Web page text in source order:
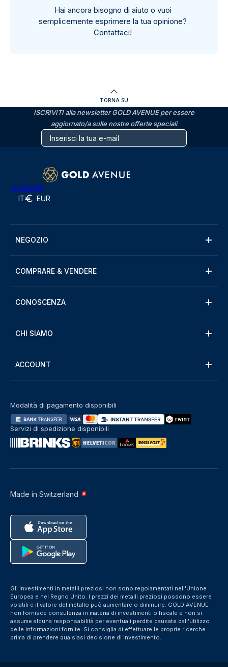
Hai ancora bisogno di aiuto o vuoi
semplicemente esprimere la tua opinione?
Contattaci!
TORNA SU
ISCRIVITI alla newsletter GOLD AVENUE per essere
aggiornato/a sulle nostre offerte speciali
Trustpilot
IT EUR
NEGOZIO
COMPRARE & VENDERE
CONOSCENZA
CHI SIAMO
ACCOUNT
Made in Switzerland
Modalità di pagamento disponibili
Servizi di spedizione disponibili
Gli investimenti in metalli preziosi non sono regolamentati nell'Unione
Europea e nel Regno Unito. I prezzi dei metalli preziosi possono essere
volatili e il valore del metallo può aumentare o diminuire. GOLD AVENUE
non fornisce consulenza in materia di investimenti o fiscale e non si
assume alcuna responsabilità per eventuali perdite causate dall'utilizzo
delle informazioni fornite. Si consiglia di effettuare le proprie ricerche
prima di prendere qualsiasi decisione di investimento.